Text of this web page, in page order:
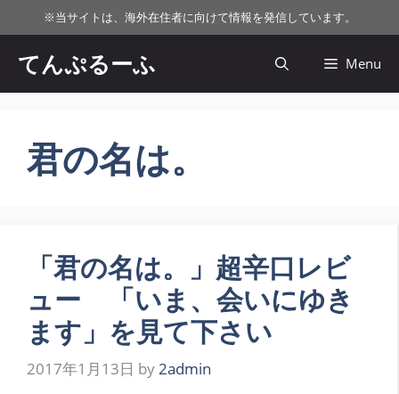
ン
ツ
※当サイトは、海外在住者に向けて情報を発信しています。
てんぷるーふ Menu
君の名は。
「君の名は。」超辛口レビ
ュー 「いま、会いにゆき
ます」を見て下さい
2017年1月13日 by 2admin